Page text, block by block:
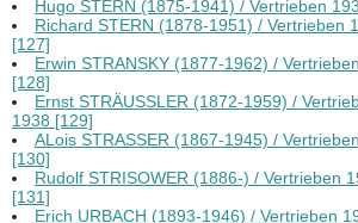
Hugo STERN (1875-1941) / Vertrieben
Richard STERN (1878-1951) / Vertrieben
[127]
Erwin STRANSKY (1877-1962) /
[128]
Ernst STRÄUSSLER (1872-1959) /
1938 [129]
ALois STRASSER (1867-1945) /
[130]
Rudolf STRISOWER (1886-) / Vertrieben
[131]
Erich URBACH (1893-1946) / Vertrieben